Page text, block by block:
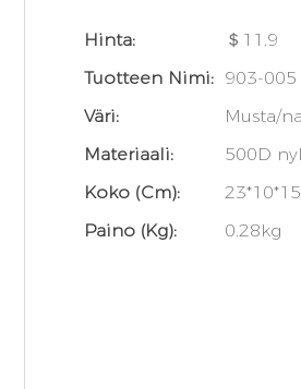
Hinta:
＄11.9
Tuotteen Nimi: 903-005
Väri:
Musta/
Materiaali:
500D
Koko (cm):
Paino (kg):
0.28kg